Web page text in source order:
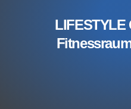
LIFESTYLE